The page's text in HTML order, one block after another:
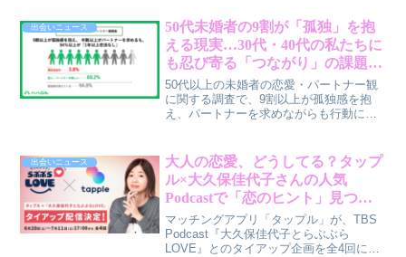
大広告が、Z世代の新しい出会いの形を鮮
やかに示しているんです。賢作が、その
背景にある「友だちから始まる新しい出
会い」という価値観と、マッチングの先
に広がる豊かな体験について、本音で解
説します。
出会いニュース
50代未婚者の9割が「孤独」を抱
える現実…30代・40代の私たちに
も忍び寄る「つながり」の課題と
は？
50代以上の未婚者の恋愛・パートナー観
に関する調査で、9割以上が孤独感を抱
え、パートナーを求めながらも行動に移
とっても他人事ではありません。なぜ行
動できないのか、そしてどうすれば「安
心できるつながり」を築けるのか、一緒
に考えていきましょう。
出会いニュース
大人の恋愛、どうしてる？タップ
ル×大久保佳代子さんの人気
Podcastで「恋のヒント」見つけ
よう！
マッチングアプリ「タップル」が、TBS
Podcast『大久保佳代子とらぶぶら
LOVE』とのタイアップ企画を全4回にわ